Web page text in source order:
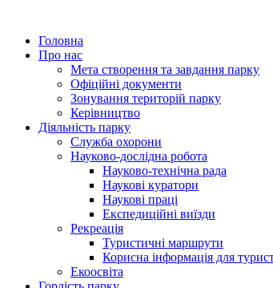
Головна
Про нас
Мета створення та завдання парку
Офіційні документи
Зонування територій парку
Керівництво
Діяльність парку
Служба охорони
Науково-дослідна робота
Науково-технічна рада
Наукові куратори
Наукові праці
Експедиційні виїзди
Рекреація
Туристичні маршрути
Корисна інформація для
Екоосвіта